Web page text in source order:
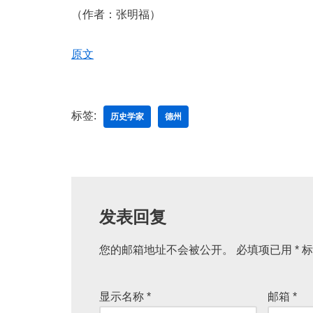
（作者：张明福）
原文
标签: 历史学家 德州
发表回复
您的邮箱地址不会被公开。 必填项已用 *
显示名称 * 邮箱*